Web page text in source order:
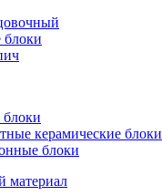
блоки
блоки
керамические блоки
блоки
материал